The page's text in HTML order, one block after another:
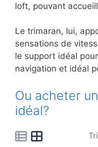
loft, pouvant
Le trimaran, lui,
sensations de
le support idéal
navigation et idéal
Ou acheter
idéal?